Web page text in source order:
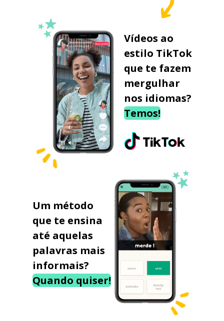
Vídeos ao
estilo TikTok
que te fazem
mergulhar
nos idiomas?
Temos!
Um método
que te ensina
até aquelas
palavras mais
informais?
Quando quiser!